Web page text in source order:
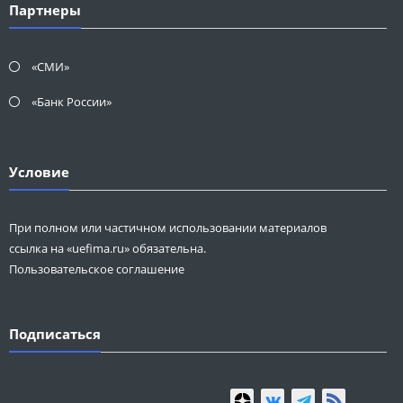
Партнеры
«СМИ»
«Банк России»
Условие
При полном или частичном использовании материалов
ссылка на «uefima.ru» обязательна.
Пользовательское соглашение
Подписаться